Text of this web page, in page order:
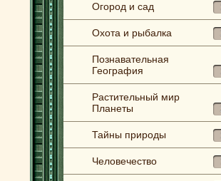
Огород и сад
Охота и рыбалка
Познавательная
География
Растительный мир
Планеты
Тайны природы
Человечество